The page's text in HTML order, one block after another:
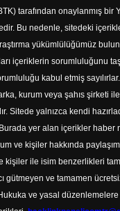
tarafından onaylanmış bir
Bu nedenle, sitedeki
yükümlülüğümüz
içeriklerin sorumluluğunu
kabul etmiş
kurum veya şahıs şirketi
Sitede yalnızca kendi
yer alan içerikler haber
ve kişiler hakkında paylaşım
kişiler ile isim benzerlikleri
gütmeyen ve tamamen
ve yasal düzenlemelere